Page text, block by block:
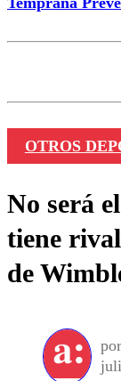
OTROS
No será
tiene
de
por